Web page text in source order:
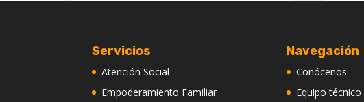
Servicios
Atención Social
Empoderamiento Familiar
Navegación
Conócenos
Equipo técnico